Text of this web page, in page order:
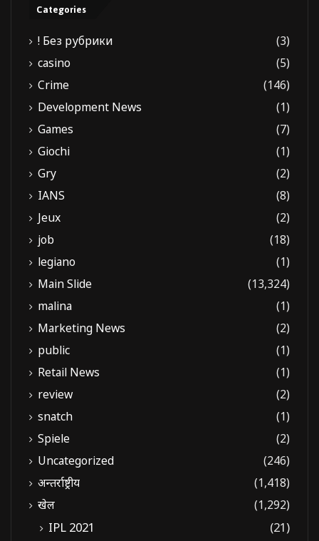
Categories
! Без рубрики
(3)
casino
(5)
Crime
(146)
Development News
(1)
Games
(7)
Giochi
(1)
Gry
(2)
IANS
(8)
Jeux
(2)
job
(18)
legiano
(1)
Main Slide
(13,324)
malina
(1)
Marketing News
(2)
public
(1)
Retail News
(1)
review
(2)
snatch
(1)
Spiele
(2)
Uncategorized
(246)
अन्तर्राष्ट्रीय
(1,418)
खेल
(1,292)
IPL 2021 (21)